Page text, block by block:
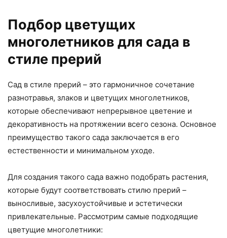
Подбор цветущих
многолетников для сада в
стиле прерий
Сад в стиле прерий – это гармоничное сочетание
разнотравья, злаков и цветущих многолетников,
которые обеспечивают непрерывное цветение и
декоративность на протяжении всего сезона. Основное
преимущество такого сада заключается в его
естественности и минимальном уходе.
Для создания такого сада важно подобрать растения,
которые будут соответствовать стилю прерий –
выносливые, засухоустойчивые и эстетически
привлекательные. Рассмотрим самые подходящие
цветущие многолетники: